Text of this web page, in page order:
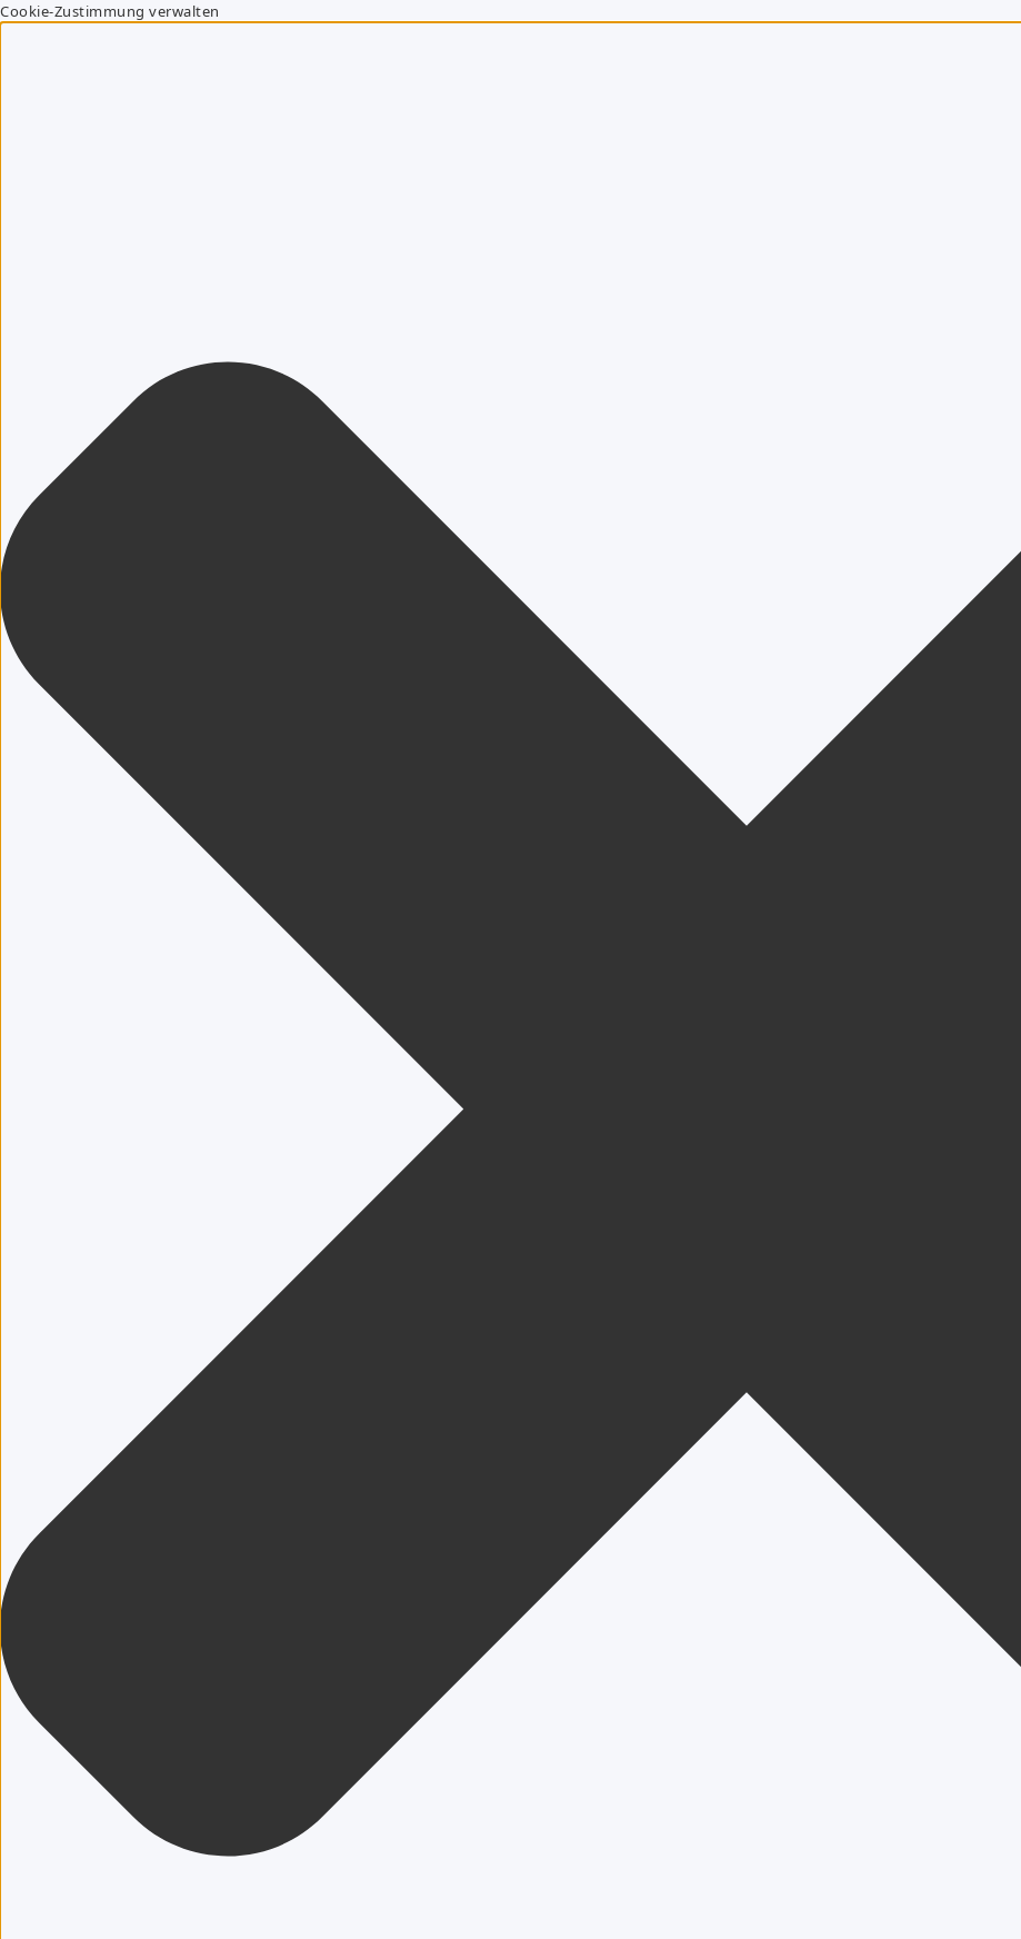
Cookie-Zustimmung verwalten